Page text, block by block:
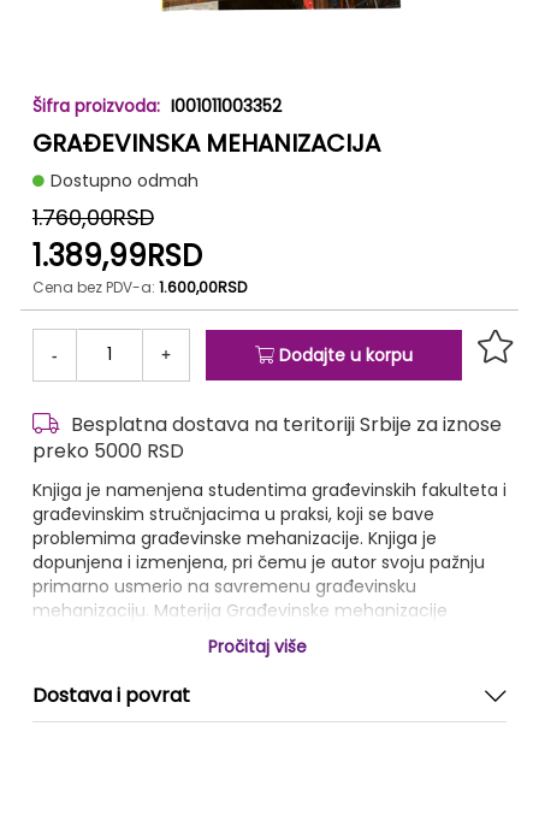
I001011003352
GRAĐEVINSKA MEHANIZACIJA
Dostupno odmah
1.389,99RSD
1.760,00RSD
Cena bez PDV-a: 1.600,00RSD
- + Dodajte u korpu
Besplatna dostava na teritoriji Srbije za iznose
preko 5000 RSD
Knjiga je namenjena studentima građevinskih fakulteta i
građevinskim stručnjacima u praksi, koji se bave
problemima građevinske mehanizacije. Knjiga je
dopunjena i izmenjena, pri čemu je autor svoju pažnju
primarno usmerio na savremenu građevinsku
mehanizaciju. Materija Građevinske mehanizacije
izložena je u okviru četrnaest poglavlja, pri čemu je veliki
broj tematskih celina omogućio autoru da detaljno
razmotri različite tipove pogonskih, informacionih i
građevinskih radnih mašina i izvrši njihovu podelu, što je
on i učinio u uvodnom delu.
Pročitaj više
Dostava i povrat
Skip
to
the
of
the
images
gallery